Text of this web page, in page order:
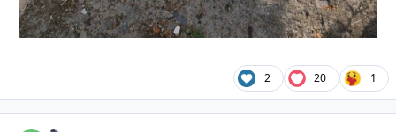
2 20 1